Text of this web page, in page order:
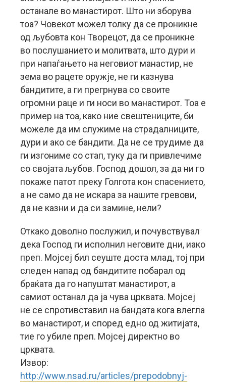
останале во манастирот. Што ни зборува
тоа? Човекот можел толку да се проникне
од љубовта кон Творецот, да се проникне
во послушанието и молитвата, што дури и
при напаѓањето на неговиот манастир, не
зема во рацете оружје, не ги казнува
бандитите, а ги прегрнува со своите
огромни раце и ги носи во манастирот. Тоа е
пример на тоа, како ние свештениците, би
можеле да им служиме на страдалниците,
дури и ако се бандити. Да не се трудиме да
ги изгониме со стап, туку да ги привлечиме
со својата љубов. Господ дошол, за да ни го
покаже патот преку Голгота кон спасението,
а не само да не искара за нашите гревови,
да не казни и да си замине, нели?
Откако доволно послужил, и почувствувал
дека Господ ги исполнил неговите дни, иако
преп. Мојсеј бил сеуште доста млад, тој при
следен напад од бандитите побарал од
браќата да го напуштат манастирот, а
самиот останал да ја чува црквата. Мојсеј
не се спротивставил на бандата кога влегла
во манастирот, и според едно од житијата,
тие го убиле преп. Мојсеј директно во
црквата.
Извор:
http://www.nsad.ru/articles/prepodobnyj-